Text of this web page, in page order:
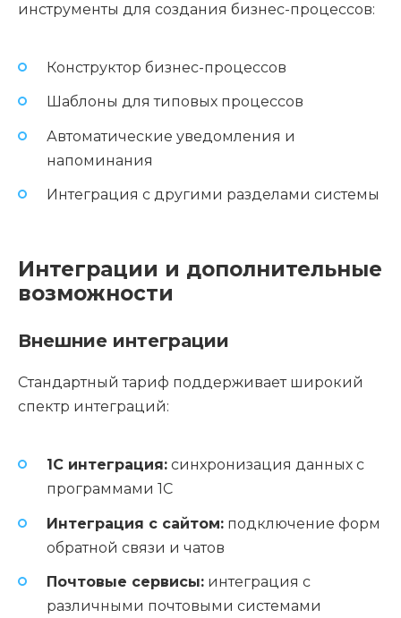
инструменты для создания бизнес-процессов:
Конструктор бизнес-процессов
Шаблоны для типовых процессов
Автоматические уведомления и
напоминания
Интеграция с другими разделами системы
Интеграции и дополнительные
возможности
Внешние интеграции
Стандартный тариф поддерживает широкий
спектр интеграций:
1С интеграция: синхронизация данных с
программами 1С
Интеграция с сайтом: подключение форм
обратной связи и чатов
Почтовые сервисы: интеграция с
различными почтовыми системами